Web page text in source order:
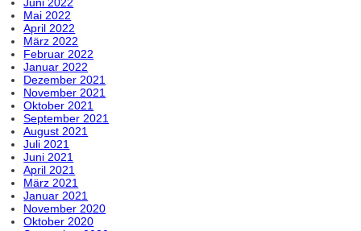
Mai 2022
April 2022
März 2022
Februar 2022
Januar 2022
Dezember 2021
November 2021
Oktober 2021
September 2021
August 2021
Juli 2021
Juni 2021
April 2021
März 2021
Januar 2021
November 2020
Oktober 2020